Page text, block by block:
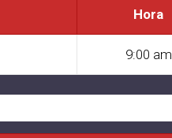
Hora
9:00 am